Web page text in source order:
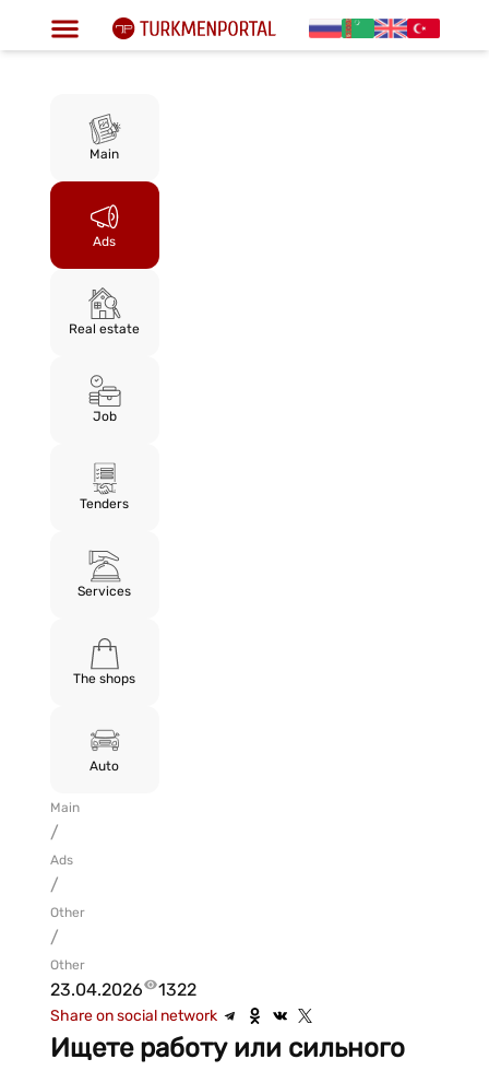
Main
Ads
Real estate
Job
Tenders
Services
The shops
Auto
Main
/
Ads
/
Other
/
Other
23.04.2026 1322
Share on social network
Ищете работу или сильного